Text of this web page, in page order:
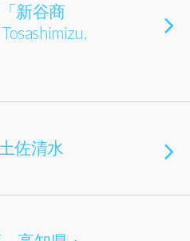
新谷商
佐清水